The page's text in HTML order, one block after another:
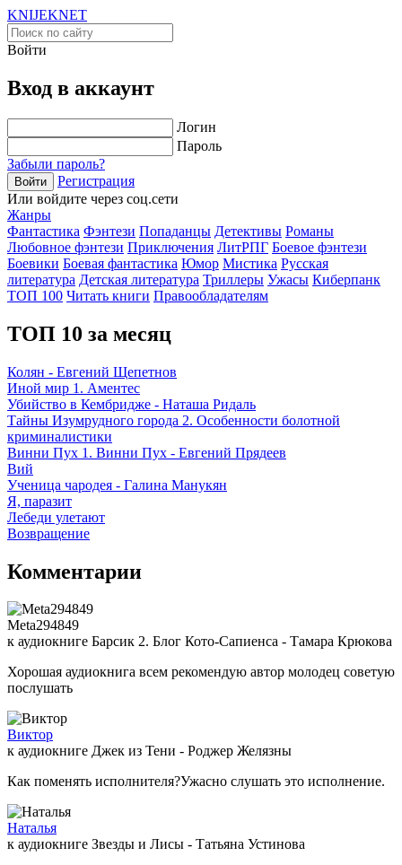
KNIJEKNET
Войти
Вход в аккаунт
Логин
Пароль
Забыли пароль?
Войти
Регистрация
Или войдите через соц.сети
Жанры
Фантастика Фэнтези Попаданцы Детективы Романы
Любовное фэнтези Приключения ЛитРПГ Боевое фэнтези
Боевики Боевая фантастика Юмор Мистика Русская
литература Детская литература Триллеры Ужасы Киберпанк
ТОП 100 Читать книги Правообладателям
ТОП 10 за месяц
Колян - Евгений Щепетнов
Иной мир 1. Аментес
Убийство в Кембридже - Наташа Ридаль
Тайны Изумрудного города 2. Особенности болотной
криминалистики
Винни Пух 1. Винни Пух - Евгений Прядеев
Вий
Ученица чародея - Галина Манукян
Я, паразит
Лебеди улетают
Возвращение
Комментарии
Meta294849
к аудиокниге Барсик 2. Блог Кото-Сапиенса - Тамара Крюкова
Хорошая аудиокнига всем рекомендую автор молодец советую
послушать
Виктор
к аудиокниге Джек из Тени - Роджер Желязны
Как поменять исполнителя?Ужасно слушать это исполнение.
Наталья
к аудиокниге Звезды и Лисы - Татьяна Устинова